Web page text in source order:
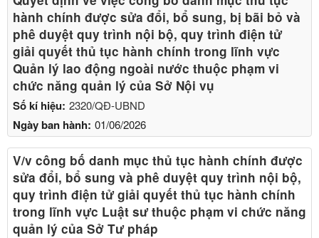
Số kí hiệu: 2320/QĐ-UBND
Ngày ban hành: 01/06/2026
hành chính được sửa đổi, bổ sung, bị bãi bỏ và
phê duyệt quy trình nội bộ, quy trình điện tử
giải quyết thủ tục hành chính trong lĩnh vực
Quản lý lao động ngoài nước thuộc phạm vi
chức năng quản lý của Sở Nội vụ
V/v công bố danh mục thủ tục hành chính được
sửa đổi, bổ sung và phê duyệt quy trình nội bộ,
quy trình điện tử giải quyết thủ tục hành chính
trong lĩnh vực Luật sư thuộc phạm vi chức năng
quản lý của Sở Tư pháp